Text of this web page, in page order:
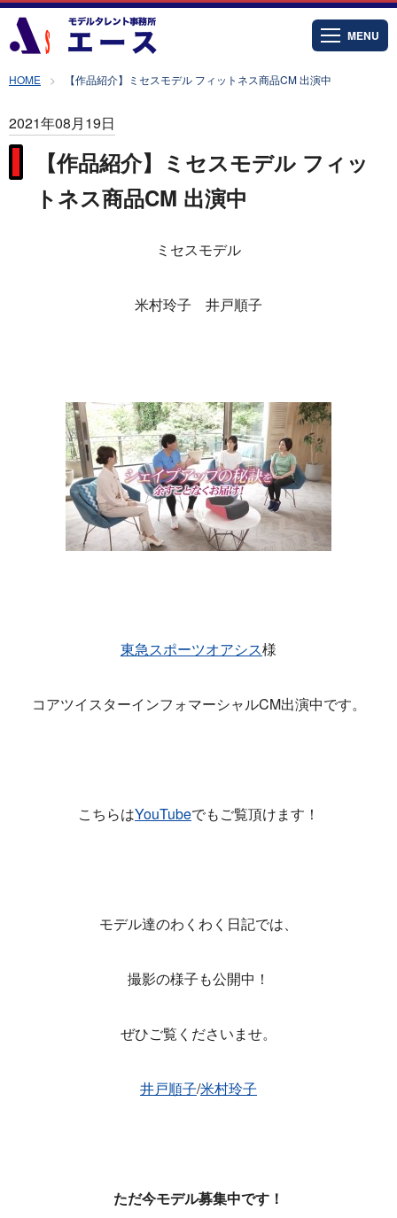
MENU
HOME 【作品紹介】ミセスモデル フィットネス商品CM 出演中
2021年08月19日
【作品紹介】ミセスモデル フィッ
トネス商品CM 出演中
ミセスモデル
米村玲子 井戸順子
東急スポーツオアシス様
コアツイスターインフォマーシャルCM出演中です。
こちらはYouTubeでもご覧頂けます！
モデル達のわくわく日記では、
撮影の様子も公開中！
ぜひご覧くださいませ。
井戸順子/米村玲子
ただ今モデル募集中です！